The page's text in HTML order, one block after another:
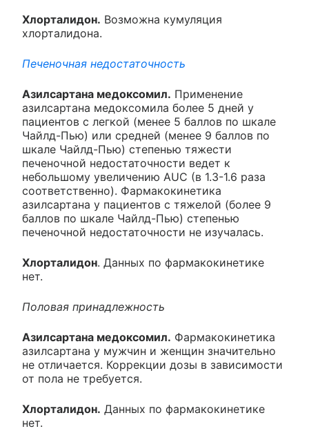
Хлорталидон. Возможна кумуляция
хлорталидона.
Печеночная недостаточность
Азилсартана медоксомил. Применение
азилсартана медоксомила более 5 дней у
пациентов с легкой (менее 5 баллов по шкале
Чайлд-Пью) или средней (менее 9 баллов по
шкале Чайлд-Пью) степенью тяжести
печеночной недостаточности ведет к
небольшому увеличению AUC (в 1.3-1.6 раза
соответственно). Фармакокинетика
азилсартана у пациентов с тяжелой (более 9
баллов по шкале Чайлд-Пью) степенью
печеночной недостаточности не изучалась.
Хлорталидон. Данных по фармакокинетике
нет.
Половая принадлежность
Азилсартана медоксомил. Фармакокинетика
азилсартана у мужчин и женщин значительно
не отличается. Коррекции дозы в зависимости
от пола не требуется.
Хлорталидон. Данных по фармакокинетике
нет.